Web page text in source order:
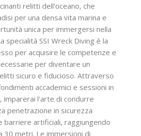
relitti dell'oceano, che
per una densa vita marina e
unica per immergersi nella
specialità SSI Wreck Diving è la
per acquisire le competenze e
per diventare un
sicuro e fiducioso. Attraverso
accademici e sessioni in
imparerai l'arte di condurre
penetrazione in sicurezza
barriere artificiali, raggiungendo
30 metri. Le immersioni di